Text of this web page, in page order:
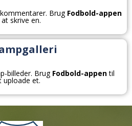
Brug Fodbold-appen
skrive en.
billeder. Brug Fodbold-appentil
uploade et.